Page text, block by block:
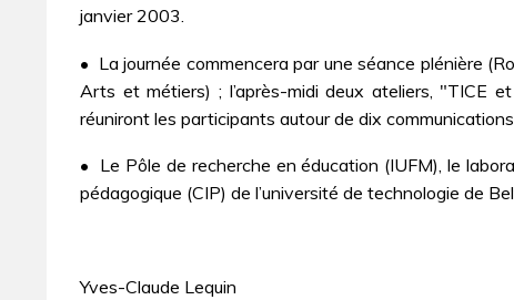
janvier 2003.
• La journée commencera par une séance plénière
Arts et métiers) ; l’après-midi deux ateliers, "TICE
réuniront les participants autour de dix communications.
• Le Pôle de recherche en éducation (IUFM), le
pédagogique (CIP) de l’université de technologie de
Yves-Claude Lequin